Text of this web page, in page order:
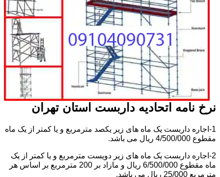
نرخ نامه اتحادیه داربست استان تهران
1-اجاره داربست یک ماه های زیر یکصد مترمربع و یا کمتر از یک ماه
مقطوع 4/500/000 ریال می باشد.
2-اجاره داربست یک ماه های زیر دویست مترمربع و یا کمتر از یک
ماه مقطوع 6/500/000 ریال و مازاد بر 200 مترمربع بر اساس هر
مترمربع 25/000 ریال می باشد.